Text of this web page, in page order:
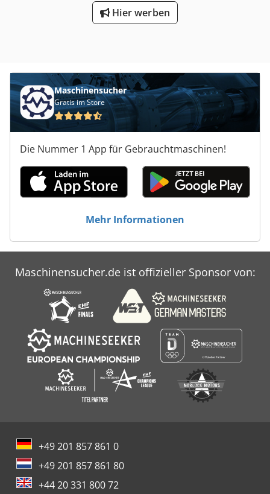
Hier werben
Maschinensucher
Gratis im Store
Die Nummer 1 App für Gebrauchtmaschinen!
Mehr Informationen
Maschinensucher.de ist offizieller Sponsor von:
+49 201 857 861 0
+49 201 857 861 80
+44 20 331 800 72